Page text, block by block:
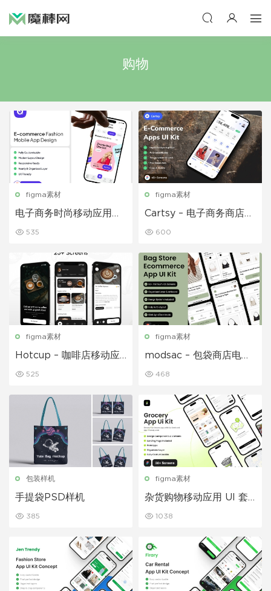
购物
figma素材
电子商务时尚移动应用程
535
figma素材
Cartsy – 电子商务商店应
600
figma素材
Hotcup – 咖啡店移动应
525
figma素材
modsac – 包袋商店电商
468
包装样机
手提袋PSD样机
385
figma素材
杂货购物移动应用 UI 套
1038